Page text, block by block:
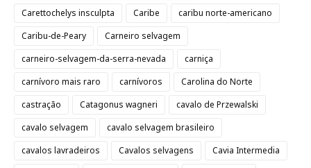
Carettochelys insculpta
Caribe
caribu norte-americano
Caribu-de-Peary
Carneiro selvagem
carneiro-selvagem-da-serra-nevada
carniça
carnívoro mais raro
carnívoros
Carolina do Norte
castração
Catagonus wagneri
cavalo de Przewalski
cavalo selvagem
cavalo selvagem brasileiro
cavalos lavradeiros
Cavalos selvagens
Cavia Intermedia